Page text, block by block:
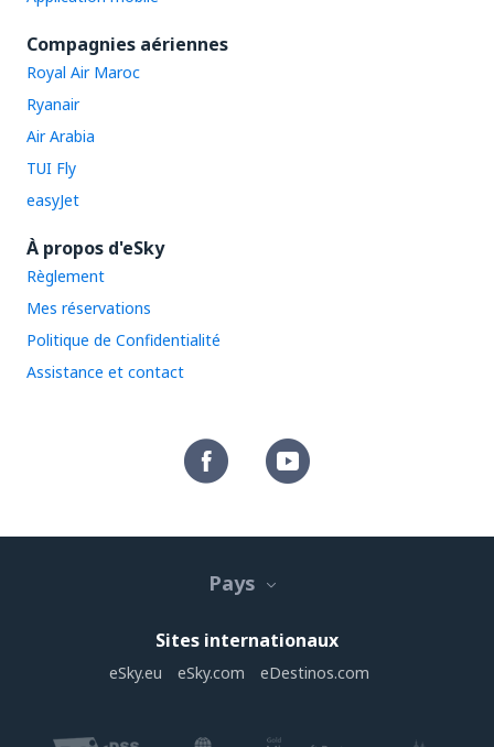
Compagnies aériennes
Royal Air Maroc
Ryanair
Air Arabia
TUI Fly
easyJet
À propos d'eSky
Règlement
Mes réservations
Politique de Confidentialité
Assistance et contact
Pays
Sites internationaux
eSky.eu eSky.com eDestinos.com